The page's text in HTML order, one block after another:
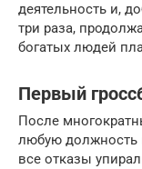
деятельность и,
три раза,
богатых людей
Первый
После
любую должность
все отказы